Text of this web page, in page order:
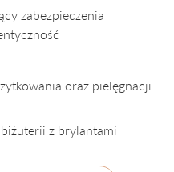
zabezpieczenia
oraz pielęgnacji
z brylantami